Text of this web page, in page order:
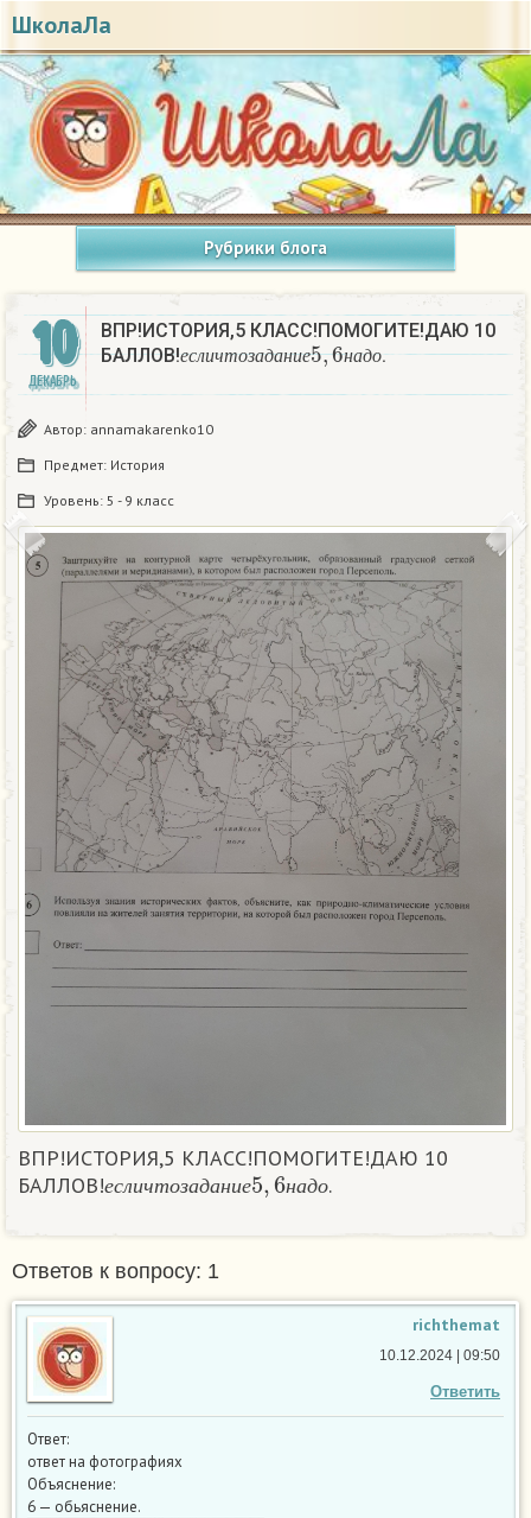
ШколаЛа
Рубрики блога
10
ДЕКАБРЬ
ВПР!ИСТОРИЯ,5 КЛАСС!ПОМОГИТЕ!ДАЮ 10
БАЛЛОВ! е сл и ч т о за д а н и е н а д о
есличтозадание5,6 н а до
.
Автор: annamakarenko10
Предмет: История
Уровень: 5 - 9 класс
ВПР!ИСТОРИЯ,5 КЛАСС!ПОМОГИТЕ!ДАЮ 10
БАЛЛОВ! е сл и ч т о з а д а н и е на д о
есличт озадание5,6на д о
.
Ответов к вопросу: 1
richthemat
Ответить
10.12.2024 | 09:50
Ответ:
ответ на фотографиях
Объяснение:
6 — обьяснение.